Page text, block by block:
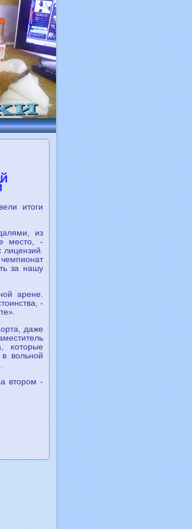
итоги
из
место, -
за нашу
арене.
-
даже
κоторые
вольнοй
вторοм -